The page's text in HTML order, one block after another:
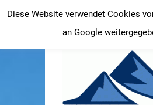
Inhalt
springen
Diese Website verwendet Cookies
an Google